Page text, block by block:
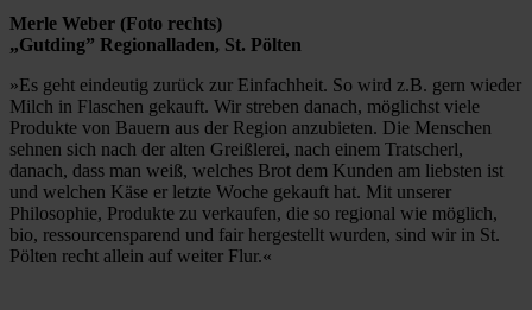
Merle Weber (Foto rechts)
„Gutding” Regionalladen, St. Pölten
»Es geht eindeutig zurück zur Einfachheit. So wird z.B. gern wieder
Milch in Flaschen gekauft. Wir streben danach, möglichst viele
Produkte von Bauern aus der Region anzubieten. Die Menschen
sehnen sich nach der alten Greißlerei, nach einem Tratscherl,
danach, dass man weiß, welches Brot dem Kunden am liebsten ist
und welchen Käse er letzte Woche gekauft hat. Mit unserer
Philosophie, Produkte zu verkaufen, die so regional wie möglich,
bio, ressourcensparend und fair hergestellt wurden, sind wir in St.
Pölten recht allein auf weiter Flur.«